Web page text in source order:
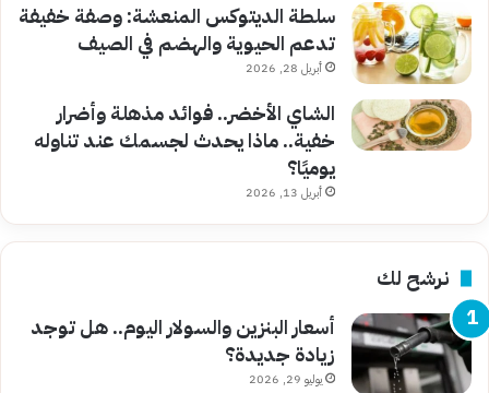
سلطة الديتوكس المنعشة: وصفة خفيفة
تدعم الحيوية والهضم في الصيف
أبريل 28, 2026
الشاي الأخضر.. فوائد مذهلة وأضرار
خفية.. ماذا يحدث لجسمك عند تناوله
يوميًا؟
أبريل 13, 2026
نرشح لك
أسعار البنزين والسولار اليوم.. هل توجد
زيادة جديدة؟
يوليو 29, 2026